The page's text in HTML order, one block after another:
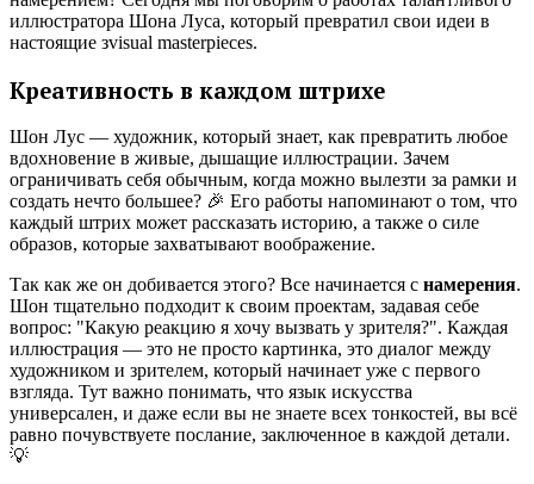
иллюстратора Шона Луса, который превратил свои идеи в
настоящие зvisual masterpieces.
Креативность в каждом штрихе
Шон Лус — художник, который знает, как превратить любое
вдохновение в живые, дышащие иллюстрации. Зачем
ограничивать себя обычным, когда можно вылезти за рамки и
создать нечто большее? 🎉 Его работы напоминают о том, что
каждый штрих может рассказать историю, а также о силе
образов, которые захватывают воображение.
Так как же он добивается этого? Все начинается с намерения.
Шон тщательно подходит к своим проектам, задавая себе
вопрос: "Какую реакцию я хочу вызвать у зрителя?". Каждая
иллюстрация — это не просто картинка, это диалог между
художником и зрителем, который начинает уже с первого
взгляда. Тут важно понимать, что язык искусства
универсален, и даже если вы не знаете всех тонкостей, вы всё
равно почувствуете послание, заключенное в каждой детали.
💡